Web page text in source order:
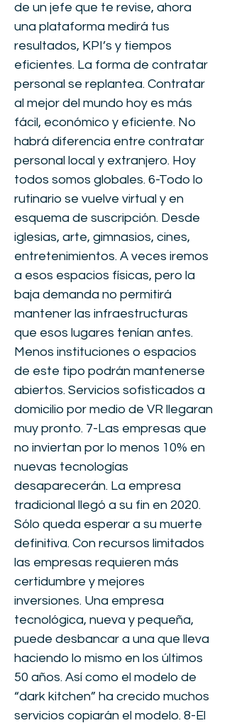
de un jefe que te revise, ahora
una plataforma medirá tus
resultados, KPI’s y tiempos
eficientes. La forma de contratar
personal se replantea. Contratar
al mejor del mundo hoy es más
fácil, económico y eficiente. No
habrá diferencia entre contratar
personal local y extranjero. Hoy
todos somos globales. 6-Todo lo
rutinario se vuelve virtual y en
esquema de suscripción. Desde
iglesias, arte, gimnasios, cines,
entretenimientos. A veces iremos
a esos espacios físicas, pero la
baja demanda no permitirá
mantener las infraestructuras
que esos lugares tenían antes.
Menos instituciones o espacios
de este tipo podrán mantenerse
abiertos. Servicios sofisticados a
domicilio por medio de VR llegaran
muy pronto. 7-Las empresas que
no inviertan por lo menos 10% en
nuevas tecnologías
desaparecerán. La empresa
tradicional llegó a su fin en 2020.
Sólo queda esperar a su muerte
definitiva. Con recursos limitados
las empresas requieren más
certidumbre y mejores
inversiones. Una empresa
tecnológica, nueva y pequeña,
puede desbancar a una que lleva
haciendo lo mismo en los últimos
50 años. Así como el modelo de
“dark kitchen” ha crecido muchos
servicios copiarán el modelo. 8-El